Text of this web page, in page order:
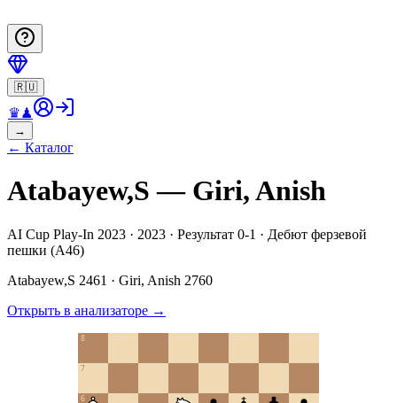
🇷🇺
♛♟
→
← Каталог
Atabayew,S — Giri, Anish
AI Cup Play-In 2023 · 2023 · Результат 0-1 · Дебют ферзевой
пешки (A46)
Atabayew,S 2461 · Giri, Anish 2760
Открыть в анализаторе →
6
7
8